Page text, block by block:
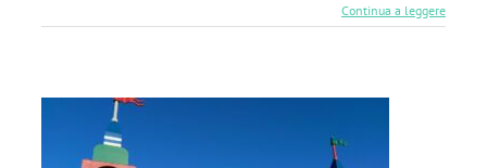
Continua a leggere